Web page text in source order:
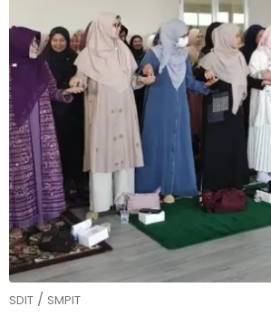
SDIT / SMPIT